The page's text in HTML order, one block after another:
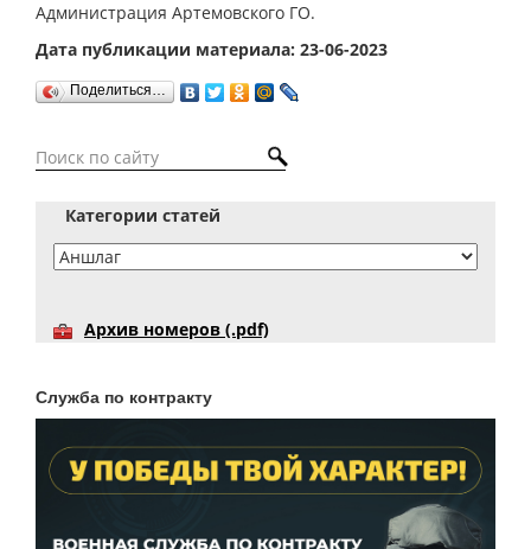
Администрация Артемовского ГО.
Дата публикации материала: 23-06-2023
Поделиться…
Категории статей
Архив номеров (.pdf)
Служба по контракту